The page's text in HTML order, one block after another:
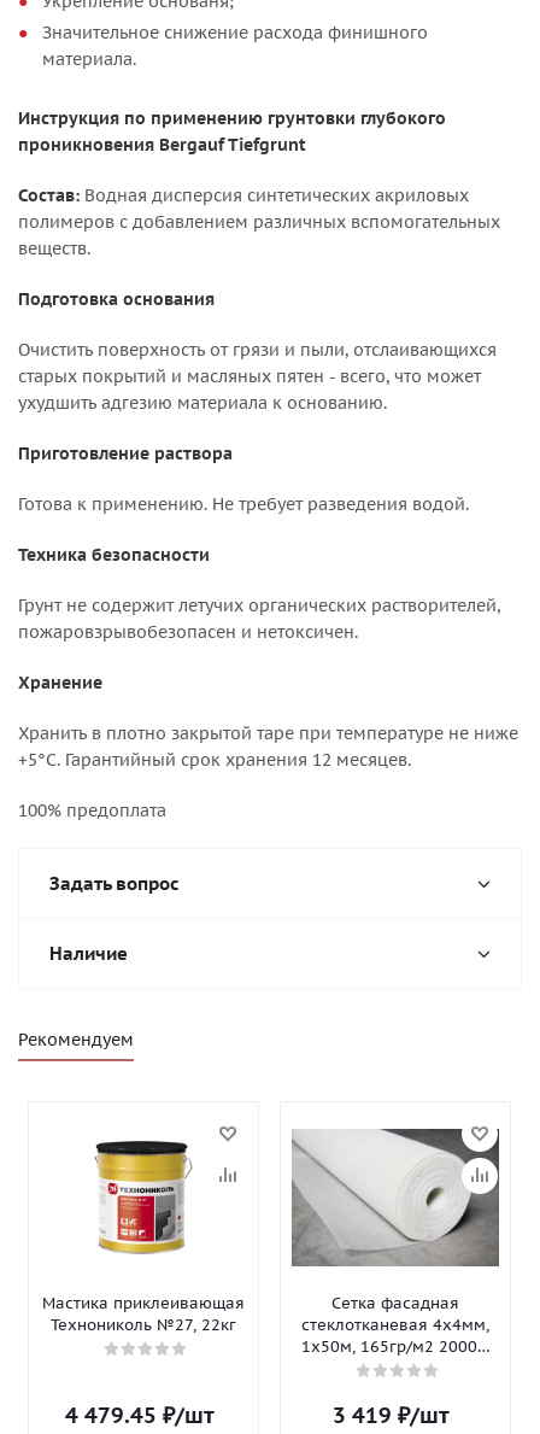
Значительное снижение расхода финишного
материала.
Инструкция по применению грунтовки глубокого
проникновения Bergauf Tiefgrunt
Состав: Водная дисперсия синтетических акриловых
полимеров с добавлением различных вспомогательных
веществ.
Подготовка основания
Очистить поверхность от грязи и пыли, отслаивающихся
старых покрытий и масляных пятен - всего, что может
ухудшить адгезию материала к основанию.
Приготовление раствора
Готова к применению. Не требует разведения водой.
Техника безопасности
Грунт не содержит летучих органических растворителей,
пожаровзрывобезопасен и нетоксичен.
Хранение
Хранить в плотно закрытой таре при температуре не ниже
+5°С. Гарантийный срок хранения 12 месяцев.
100% предоплата
Задать вопрос
Наличие
Рекомендуем
Мастика приклеивающая
Технониколь №27, 22кг
4 479.45 ₽/шт
Сетка фасадная
стеклотканевая 4х4мм,
1х50м, 165гр/м2 2000Н
Isomax-165
3 419 ₽/шт